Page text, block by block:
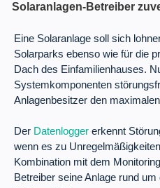
Solaranlagen-Betreiber
Eine Solaranlage soll sich
Solarparks ebenso wie für die
Dach des Einfamilienhauses.
Systemkomponenten
Anlagenbesitzer den
Der Datenlogger erkennt
wenn es zu
Kombination mit dem
Betreiber seine Anlage rund